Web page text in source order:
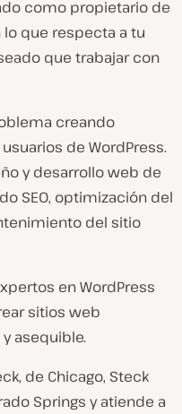
como propietario de
que respecta a tu
que trabajar con
creando
de WordPress.
y desarrollo web de
SEO, optimización del
del sitio
en WordPress
sitios web
asequible.
de Chicago, Steck
Springs y atiende a